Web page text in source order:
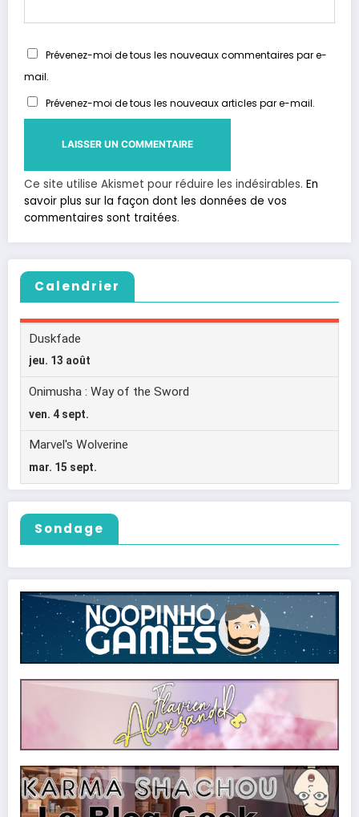
Prévenez-moi de tous les nouveaux commentaires par e-
mail.
Prévenez-moi de tous les nouveaux articles par e-mail.
Ce site utilise Akismet pour réduire les indésirables. En
savoir plus sur la façon dont les données de vos
commentaires sont traitées.
Calendrier
Sondage